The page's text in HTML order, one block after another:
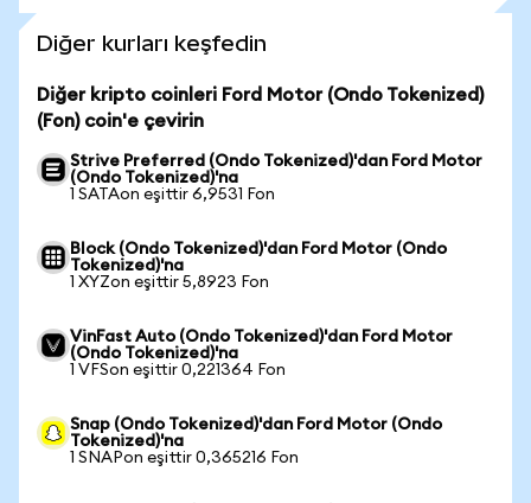
Diğer kurları keşfedin
Diğer kripto coinleri Ford Motor (Ondo Tokenized)
(Fon) coin'e çevirin
Strive Preferred (Ondo Tokenized)'dan Ford Motor
(Ondo Tokenized)'na
1 SATAon eşittir 6,9531 Fon
Block (Ondo Tokenized)'dan Ford Motor (Ondo
Tokenized)'na
1 XYZon eşittir 5,8923 Fon
VinFast Auto (Ondo Tokenized)'dan Ford Motor
(Ondo Tokenized)'na
1 VFSon eşittir 0,221364 Fon
Snap (Ondo Tokenized)'dan Ford Motor (Ondo
Tokenized)'na
1 SNAPon eşittir 0,365216 Fon